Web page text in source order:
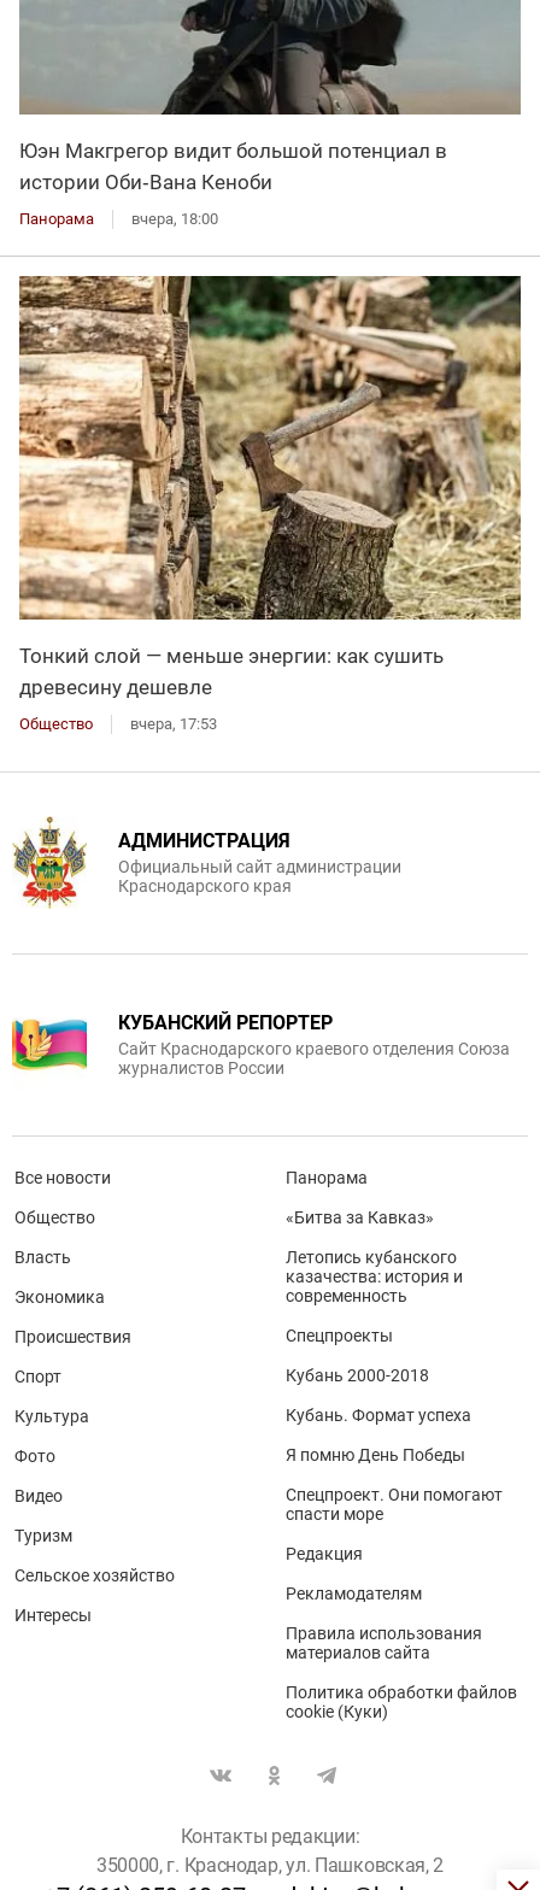
Юэн Макгрегор видит большой потенциал в
истории Оби‑Вана Кеноби
Панорама вчера, 18:00
Тонкий слой — меньше энергии: как сушить
древесину дешевле
Общество вчера, 17:53
АДМИНИСТРАЦИЯ
Официальный сайт администрации
Краснодарского края
КУБАНСКИЙ РЕПОРТЕР
Сайт Краснодарского краевого отделения Союза
журналистов России
Все новости
Общество
Власть
Экономика
Происшествия
Спорт
Культура
Фото
Видео
Туризм
Сельское хозяйство
Интересы
Панорама
«Битва за Кавказ»
Летопись кубанского
казачества: история и
современность
Спецпроекты
Кубань 2000-2018
Кубань. Формат успеха
Я помню День Победы
Спецпроект. Они помогают
спасти море
Редакция
Рекламодателям
Правила использования
материалов сайта
Политика обработки файлов
cookie (Куки)
Контакты редакции:
350000, г. Краснодар, ул. Пашковская, 2